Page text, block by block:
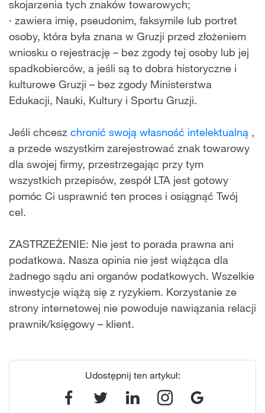
skojarzenia tych znaków towarowych;
· zawiera imię, pseudonim, faksymile lub portret
osoby, która była znana w Gruzji przed złożeniem
wniosku o rejestrację – bez zgody tej osoby lub jej
spadkobierców, a jeśli są to dobra historyczne i
kulturowe Gruzji – bez zgody Ministerstwa
Edukacji, Nauki, Kultury i Sportu Gruzji.
Jeśli chcesz chronić swoją własność intelektualną ,
a przede wszystkim zarejestrować znak towarowy
dla swojej firmy, przestrzegając przy tym
wszystkich przepisów, zespół LTA jest gotowy
pomóc Ci usprawnić ten proces i osiągnąć Twój
cel.
ZASTRZEŻENIE: Nie jest to porada prawna ani
podatkowa. Nasza opinia nie jest wiążąca dla
żadnego sądu ani organów podatkowych. Wszelkie
inwestycje wiążą się z ryzykiem. Korzystanie ze
strony internetowej nie powoduje nawiązania relacji
prawnik/księgowy – klient.
Udostępnij ten artykuł: